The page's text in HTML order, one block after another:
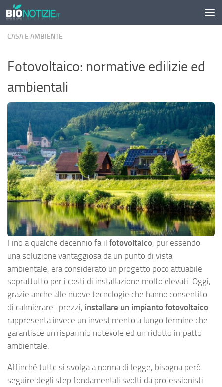
Sotto il contenuto
CASA E AMBIENTE
Fotovoltaico: normative edilizie ed
ambientali
Fino a qualche decennio fa il fotovoltaico, pur essendo
una soluzione vantaggiosa da un punto di vista
ambientale, era considerato un progetto poco attuabile
soprattutto per i costi di installazione molto elevati. Oggi,
grazie anche alle nuove tecnologie che hanno consentito
di calmierare i prezzi, installare un impianto fotovoltaico
rappresenta invece un investimento a lungo termine che
garantisce un risparmio notevole ed un ridotto impatto
ambientale.
Affinché tutto si svolga a norma di legge, bisogna però
seguire degli step fondamentali svolti da professionisti